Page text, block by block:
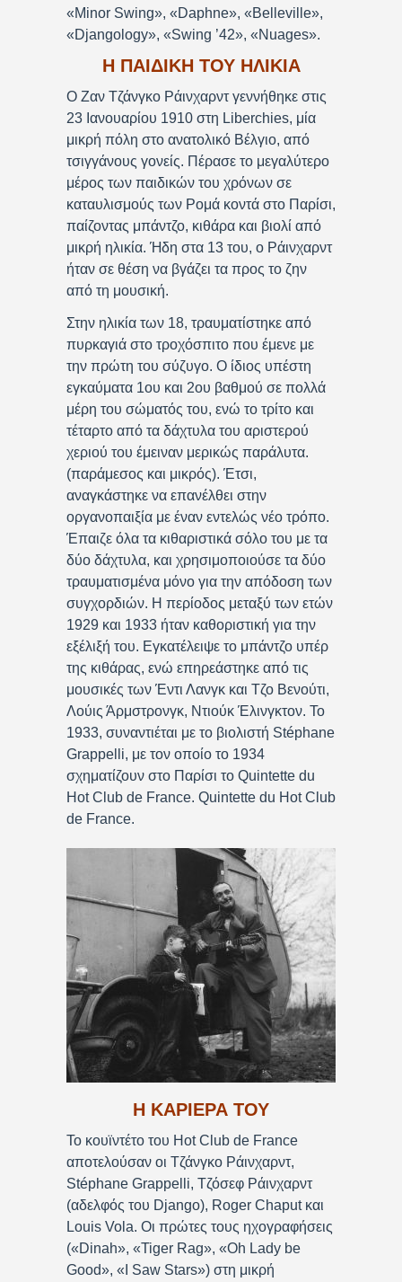
«Minor Swing», «Daphne», «Belleville»,
«Djangology», «Swing ’42», «Nuages».
Η ΠΑΙΔΙΚΗ ΤΟΥ ΗΛΙΚΙΑ
Ο Ζαν Τζάνγκο Ράινχαρντ γεννήθηκε στις
23 Ιανουαρίου 1910 στη Liberchies, μία
μικρή πόλη στο ανατολικό Βέλγιο, από
τσιγγάνους γονείς. Πέρασε το μεγαλύτερο
μέρος των παιδικών του χρόνων σε
καταυλισμούς των Ρομά κοντά στο Παρίσι,
παίζοντας μπάντζο, κιθάρα και βιολί από
μικρή ηλικία. Ήδη στα 13 του, ο Ράινχαρντ
ήταν σε θέση να βγάζει τα προς το ζην
από τη μουσική.
Στην ηλικία των 18, τραυματίστηκε από
πυρκαγιά στο τροχόσπιτο που έμενε με
την πρώτη του σύζυγο. Ο ίδιος υπέστη
εγκαύματα 1ου και 2ου βαθμού σε πολλά
μέρη του σώματός του, ενώ το τρίτο και
τέταρτο από τα δάχτυλα του αριστερού
χεριού του έμειναν μερικώς παράλυτα.
(παράμεσος και μικρός). Έτσι,
αναγκάστηκε να επανέλθει στην
οργανοπαιξία με έναν εντελώς νέο τρόπο.
Έπαιζε όλα τα κιθαριστικά σόλο του με τα
δύο δάχτυλα, και χρησιμοποιούσε τα δύο
τραυματισμένα μόνο για την απόδοση των
συγχορδιών. Η περίοδος μεταξύ των ετών
1929 και 1933 ήταν καθοριστική για την
εξέλιξή του. Εγκατέλειψε το μπάντζο υπέρ
της κιθάρας, ενώ επηρεάστηκε από τις
μουσικές των Έντι Λανγκ και Τζο Βενούτι,
Λούις Άρμστρονγκ, Ντιούκ Έλινγκτον. Το
1933, συναντιέται με το βιολιστή Stéphane
Grappelli, με τον οποίο το 1934
σχηματίζουν στο Παρίσι το Quintette du
Hot Club de France. Quintette du Hot Club
de France.
Η ΚΑΡΙΕΡΑ ΤΟΥ
Το κουϊντέτο του Hot Club de France
αποτελούσαν οι Τζάνγκο Ράινχαρντ,
Stéphane Grappelli, Τζόσεφ Ράινχαρντ
(αδελφός του Django), Roger Chaput και
Louis Vola. Οι πρώτες τους ηχογραφήσεις
(«Dinah», «Tiger Rag», «Oh Lady be
Good», «I Saw Stars») στη μικρή